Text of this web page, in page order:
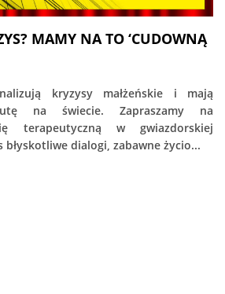
MAMY NA TO ‘CUDOWNĄ
kryzysy małżeńskie i mają
na świecie. Zapraszamy na
terapeutyczną w gwiazdorskiej
błyskotliwe dialogi, zabawne życio...